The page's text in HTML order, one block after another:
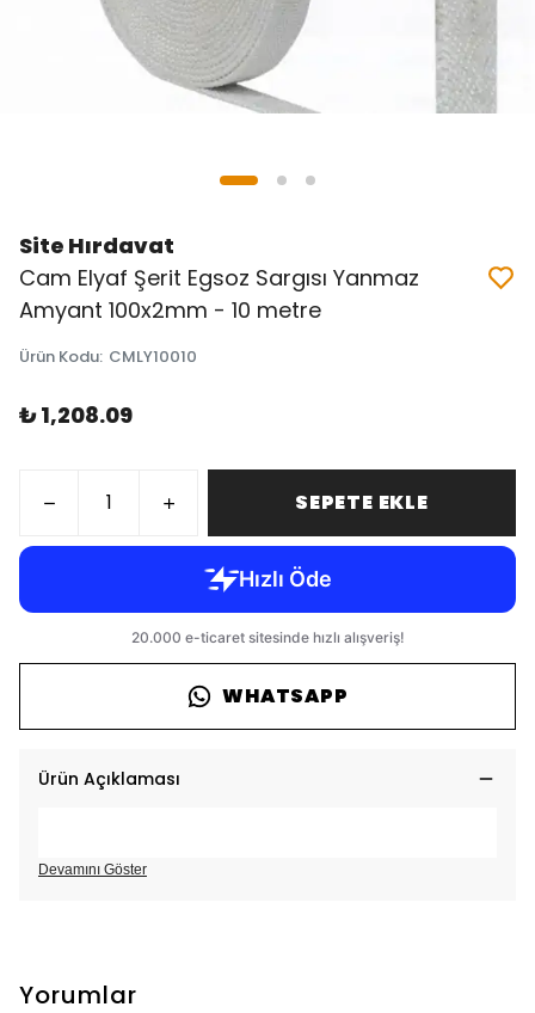
Site Hırdavat
Cam Elyaf Şerit Egsoz Sargısı Yanmaz
Amyant 100x2mm - 10 metre
Ürün Kodu: CMLY10010
₺ 1,208.09
SEPETE EKLE
WHATSAPP
Ürün Açıklaması
Devamını Göster
Yorumlar